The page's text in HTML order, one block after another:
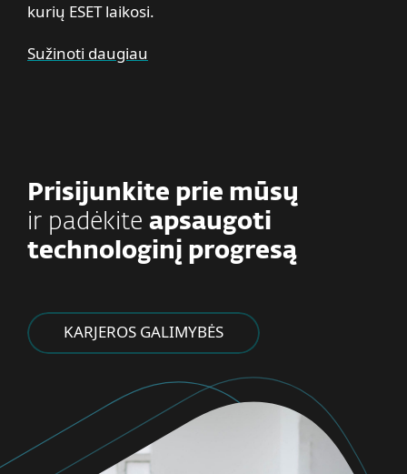
kurių ESET laikosi.
Sužinoti daugiau
Prisijunkite prie mūsų
ir padėkite apsaugoti
technologinį progresą
KARJEROS GALIMYBĖS